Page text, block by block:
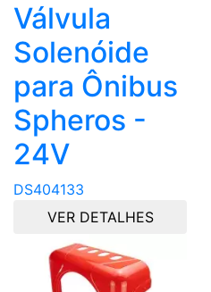
Válvula
Solenóide
para Ônibus
Spheros -
24V
DS404133
VER DETALHES